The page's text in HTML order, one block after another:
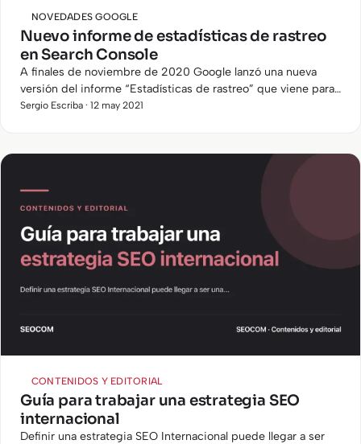
NOVEDADES GOOGLE
Nuevo informe de estadísticas de rastreo
en Search Console
A finales de noviembre de 2020 Google lanzó una nueva
versión del informe “Estadísticas de rastreo” que viene para
sustituir al antiguo informe de Search Console.
Sergio Escriba · 12 may 2021
CONTENIDOS Y EDITORIAL
Guía para trabajar una estrategia SEO
internacional
Definir una estrategia SEO Internacional puede llegar a ser